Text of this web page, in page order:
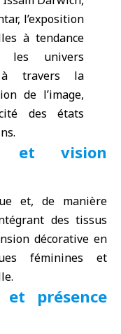
l’exposition
à tendance
les univers
à travers la
de l’image,
des états
et vision
et, de manière
des tissus
décorative en
féminines et
et présence